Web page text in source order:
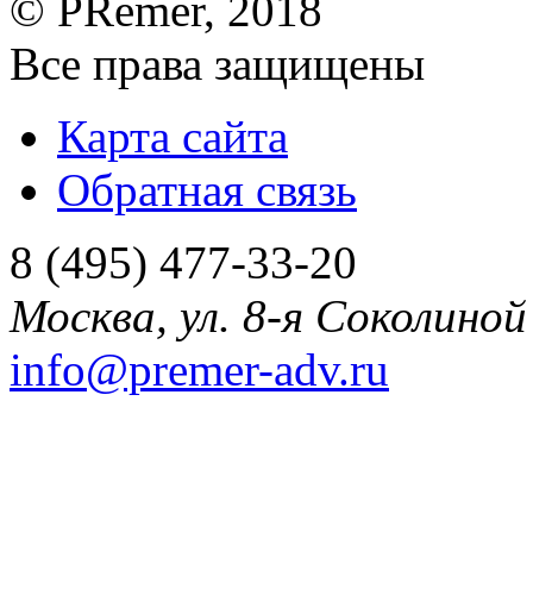
© PRemer, 2018
Все права защищены
Карта сайта
Обратная связь
8 (495) 477-33-20
Москва, ул. 8-я
info@premer-adv.ru